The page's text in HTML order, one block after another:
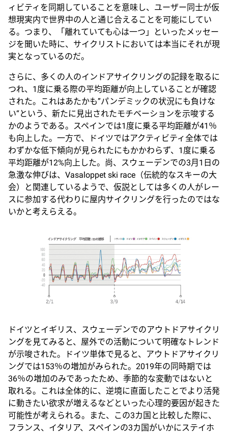
ィビティを同期していることを意味し、ユーザー同士が仮
想現実内で世界中の人と通じ合えることを可能にしてい
る。つまり、「離れていても心は一つ」といったメッセー
ジを聞いた時に、サイクリストにおいては本当にそれが現
実となっているのだ。
さらに、多くの人のインドアサイクリングの記録を取るに
つれ、1度に乗る際の平均距離が向上していることが確認
された。これはあたかも”パンデミックの状況にも負けな
い“という、新たに見出されたモチベーションを示唆する
かのようである。スペインでは1度に乗る平均距離が41％
も向上した。一方で、ドイツではアクティビティ全体では
わずかな低下傾向が見られたにもかかわらず、1度に乗る
平均距離が12%向上した。尚、スウェーデンでの3月1日の
急激な伸びは、Vasaloppet ski race（伝統的なスキーの大
会）と関連しているようで、仮説としては多くの人がレー
スに参加する代わりに屋内サイクリングを行ったのではな
いかと考えらえる。
ドイツとイギリス、スウェーデンでのアウトドアサイクリ
ングを見てみると、屋外での活動について明確なトレンド
が示唆された。ドイツ単体で見ると、アウトドアサイクリ
ングでは153％の増加がみられた。2019年の同時期では
36％の増加のみであったため、季節的な変動ではないと
取れる。これは全体的に、逆境に直面したことでより活発
に動きたい欲求が増えるなどといった心理的要因が起きた
可能性が考えられる。また、この3カ国と比較した際に、
フランス、イタリア、スペインの3カ国がいかにステイホ